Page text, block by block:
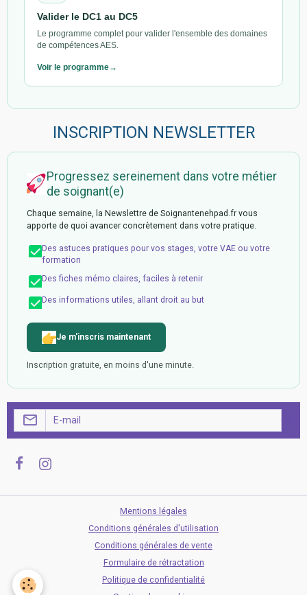
Valider le DC1 au DC5
Le programme complet pour valider l'ensemble des domaines
de compétences AES.
Voir le programme
INSCRIPTION NEWSLETTER
Progressez sereinement dans votre métier
de soignant(e)
Chaque semaine, la Newslettre de Soignantenehpad.fr vous
apporte de quoi avancer concrètement dans votre pratique.
Des astuces pratiques pour vos stages, votre VAE ou votre
formation
Des fiches mémo claires, faciles à retenir
Des informations utiles, allant droit au but
Je m'inscris maintenant
Inscription gratuite, en moins d'une minute.
OK
Mentions légales
Conditions générales d'utilisation
Conditions générales de vente
Formulaire de rétractation
Politique de confidentialité